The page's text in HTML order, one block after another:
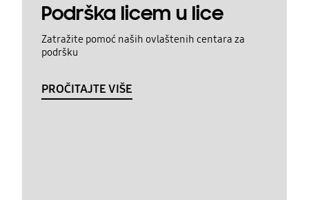
Podrška licem u lice
Zatražite pomoć naših ovlaštenih centara za
podršku
PROČITAJTE VIŠE